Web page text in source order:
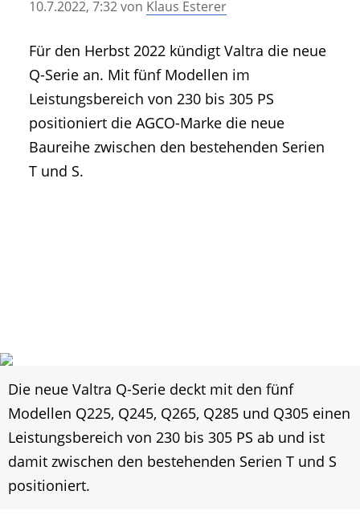
• Geschichte und Geschichten
• Mitteilung der Redaktion
• Agritechnica Neuheiten Archiv
• Artikel nach Hersteller/Marke
10.7.2022, 7:32von Klaus Esterer
Für den Herbst 2022 kündigt Valtra die neue
Q-Serie an. Mit fünf Modellen im
Leistungsbereich von 230 bis 305 PS
positioniert die AGCO-Marke die neue
Baureihe zwischen den bestehenden Serien
T und S.
Die neue Valtra Q-Serie deckt mit den fünf
Modellen Q225, Q245, Q265, Q285 und Q305 einen
Leistungsbereich von 230 bis 305 PS ab und ist
damit zwischen den bestehenden Serien T und S
positioniert.